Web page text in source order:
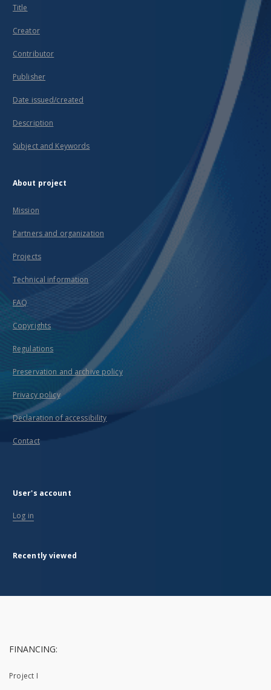
Title
Creator
Contributor
Publisher
Date issued/created
Description
Subject and Keywords
About project
Mission
Partners and organization
Projects
Technical information
FAQ
Copyrights
Regulations
Preservation and archive policy
Privacy policy
Declaration of accessibility
Contact
User's account
Log in
Recently viewed
FINANCING:
Project I